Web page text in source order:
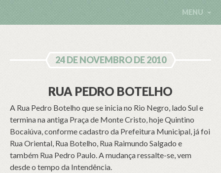
MENU
24 DE NOVEMBRO DE 2010
RUA PEDRO BOTELHO
A Rua Pedro Botelho que se inicia no Rio Negro, lado Sul e
termina na antiga Praça de Monte Cristo, hoje Quintino
Bocaiúva, conforme cadastro da Prefeitura Municipal, já foi
Rua Oriental, Rua Botelho, Rua Raimundo Salgado e
também Rua Pedro Paulo. A mudança ressalte-se, vem
desde o tempo da Intendência.